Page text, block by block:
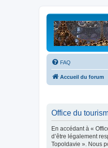
FAQ
Accueil du forum
Office du
En accédant à «
d’être légalement
Topoldavie ». Nous